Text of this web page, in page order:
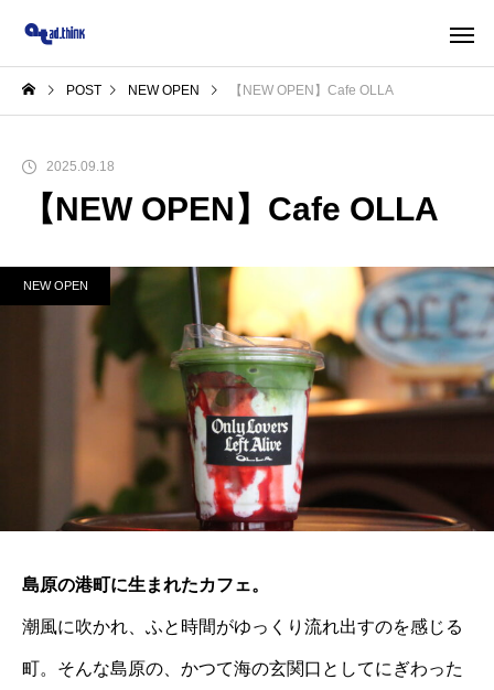
POST NEW OPEN 【NEW OPEN】Cafe OLLA
2025.09.18
【NEW OPEN】Cafe OLLA
NEW OPEN
島原の港町に生まれたカフェ。
潮風に吹かれ、ふと時間がゆっくり流れ出すのを感じる
町。そんな島原の、かつて海の玄関口としてにぎわった